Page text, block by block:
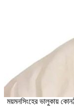
ময়মনসিংহের ভালুকায়